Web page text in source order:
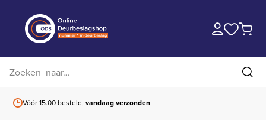
Vóór 15.00 besteld,vandaag verzonden